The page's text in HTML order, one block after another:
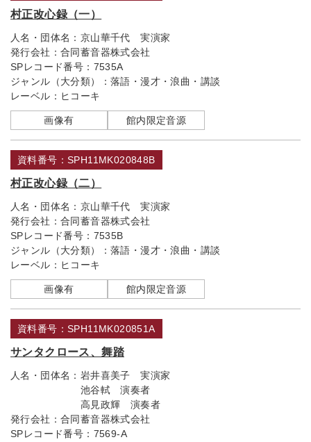
村正改心録（一）
人名・団体名： 京山華千代 実演家
発行会社： 合同蓄音器株式会社
SPレコード番号： 7535A
ジャンル（大分類）： 落語・漫才・浪曲・講談
レーベル： ヒコーキ
画像有 館内限定音源
資料番号：SPH11MK020848B
村正改心録（二）
人名・団体名： 京山華千代 実演家
発行会社： 合同蓄音器株式会社
SPレコード番号： 7535B
ジャンル（大分類）： 落語・漫才・浪曲・講談
レーベル： ヒコーキ
画像有 館内限定音源
資料番号：SPH11MK020851A
サンタクロース、舞踏
人名・団体名： 岩井喜美子 実演家
池谷軾 演奏者
高見政輝 演奏者
発行会社： 合同蓄音器株式会社
SPレコード番号： 7569-A